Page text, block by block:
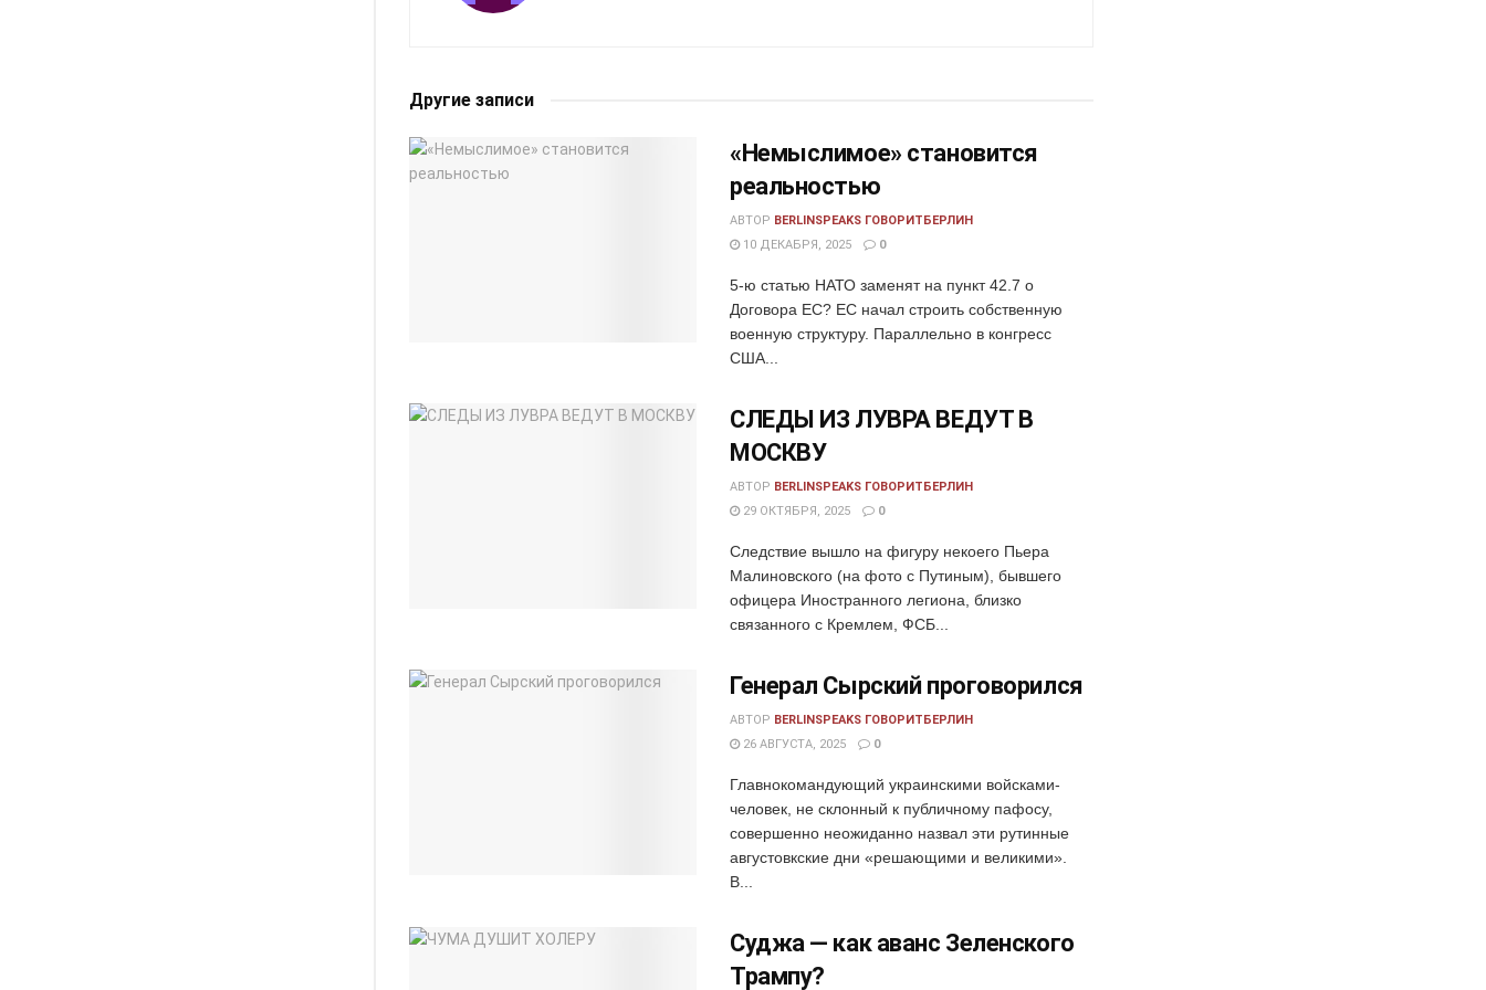
Другие записи
«Немыслимое» становится
реальностью
АВТОР BERLINSPEAKS ГОВОРИТБЕРЛИН
10 ДЕКАБРЯ, 2025
0
5-ю статью НАТО заменят на пункт 42.7 о
Договора ЕС? ЕС начал строить собственную
военную структуру. Параллельно в конгресс
США...
СЛЕДЫ ИЗ ЛУВРА ВЕДУТ В
МОСКВУ
АВТОР BERLINSPEAKS ГОВОРИТБЕРЛИН
29 ОКТЯБРЯ, 2025
0
Следствие вышло на фигуру некоего Пьера
Малиновского (на фото с Путиным), бывшего
офицера Иностранного легиона, близко
связанного с Кремлем, ФСБ...
Генерал Сырский проговорился
АВТОР BERLINSPEAKS ГОВОРИТБЕРЛИН
26 АВГУСТА, 2025
0
Главнокомандующий украинскими войсками-
человек, не склонный к публичному пафосу,
совершенно неожиданно назвал эти рутинные
августовкские дни «решающими и великими».
В...
Суджа — как аванс Зеленского
Трампу?